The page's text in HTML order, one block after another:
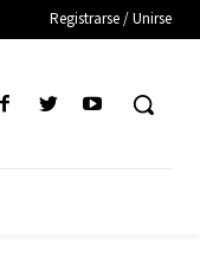
Registrarse / Unirse